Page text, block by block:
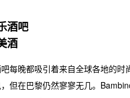
酒吧
酒
每晚都吸引着来自全球各地的时
但在巴黎仍然寥寥无几。